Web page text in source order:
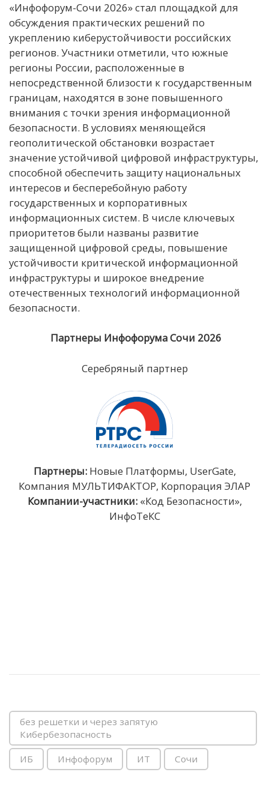
«Инфофорум-Сочи 2026» стал площадкой для
обсуждения практических решений по
укреплению киберустойчивости российских
регионов. Участники отметили, что южные
регионы России, расположенные в
непосредственной близости к государственным
границам, находятся в зоне повышенного
внимания с точки зрения информационной
безопасности. В условиях меняющейся
геополитической обстановки возрастает
значение устойчивой цифровой инфраструктуры,
способной обеспечить защиту национальных
интересов и бесперебойную работу
государственных и корпоративных
информационных систем. В числе ключевых
приоритетов были названы развитие
защищенной цифровой среды, повышение
устойчивости критической информационной
инфраструктуры и широкое внедрение
отечественных технологий информационной
безопасности.
Партнеры Инфофорума Сочи 2026
Серебряный партнер
Партнеры:Новые Платформы, UserGate,
Компания МУЛЬТИФАКТОР, Корпорация ЭЛАР
Компании-участники: «Код Безопасности»,
ИнфоТеКС
без решетки и через запятую
Кибербезопасность
ИБ Инфофорум ИТ Сочи